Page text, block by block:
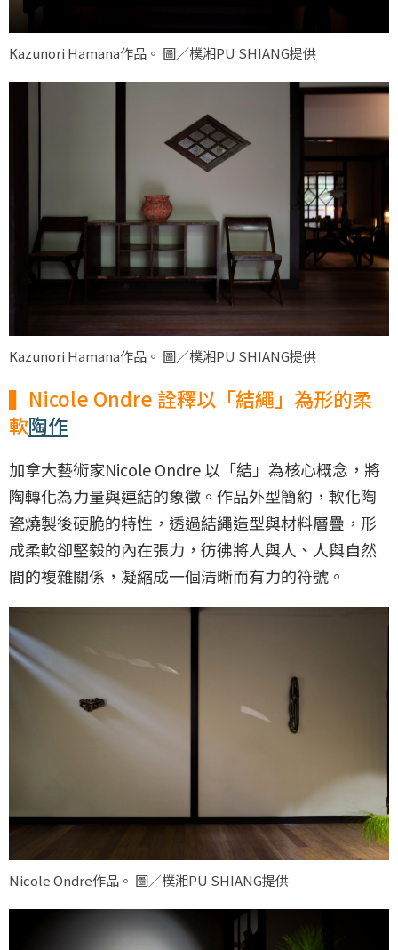
Kazunori Hamana作品。 圖／樸湘PU SHIANG提供
Kazunori Hamana作品。 圖／樸湘PU SHIANG提供
▍Nicole Ondre 詮釋以「結繩」為形的柔
軟陶作
加拿大藝術家Nicole Ondre 以「結」為核心概念，將
陶轉化為力量與連結的象徵。作品外型簡約，軟化陶
瓷燒製後硬脆的特性，透過結繩造型與材料層疊，形
成柔軟卻堅毅的內在張力，彷彿將人與人、人與自然
間的複雜關係，凝縮成一個清晰而有力的符號。
Nicole Ondre作品。 圖／樸湘PU SHIANG提供